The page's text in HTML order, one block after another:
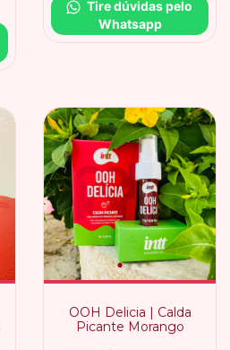
Tire dúvidas pelo
Whatsapp
OOH Delicia | Calda
Picante Morango